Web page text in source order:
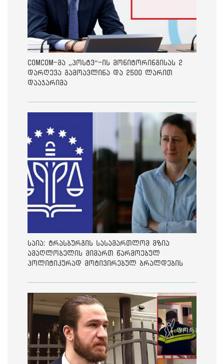
ComCom-მა „პოსტვ“-ის მონიტორინგისას 2
დარღევა გამოავლინა და 2500 ლარით
დააჯარიმა
საია: ტრასბურგის სასამართლომ მზია
ამაღლობელის მიმართ წარმოებულ
პოლიტიკურად მოტივირებულ ბრალდების